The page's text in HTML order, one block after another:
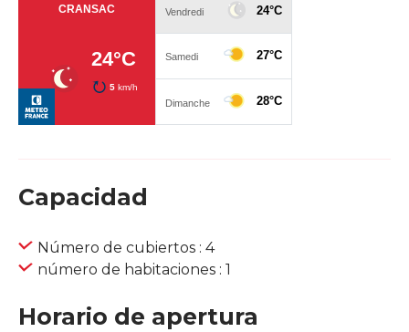
Capacidad
Número de cubiertos : 4
número de habitaciones : 1
Horario de apertura